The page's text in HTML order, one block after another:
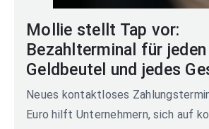
Mollie stellt Tap vor:
Bezahlterminal für jeden
Geldbeutel und jedes
Neues kontaktloses
Euro hilft Unternehmern, sich auf